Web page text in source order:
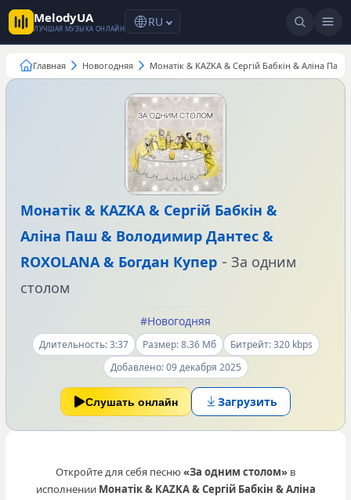
MelodyUA
ЛУЧШАЯ МУЗЫКА ОНЛАЙН RU
Главная Новогодняя Монатік & KAZKA & Сергій Бабкін & Аліна
Монатік & KAZKA& Сергій Бабкін &
Аліна Паш & Володимир Дантес &
ROXOLANA& Богдан Купер - За одним
столом
Длительность: 3:37 Размер: 8.36 Мб
Битрейт: 320 kbps
Добавлено: 09 декабря 2025
Слушать онлайн Загрузить
#Новогодняя
Откройте для себя песню«За одним столом» в
исполнении Монатік & KAZKA & Сергій Бабкін & Аліна